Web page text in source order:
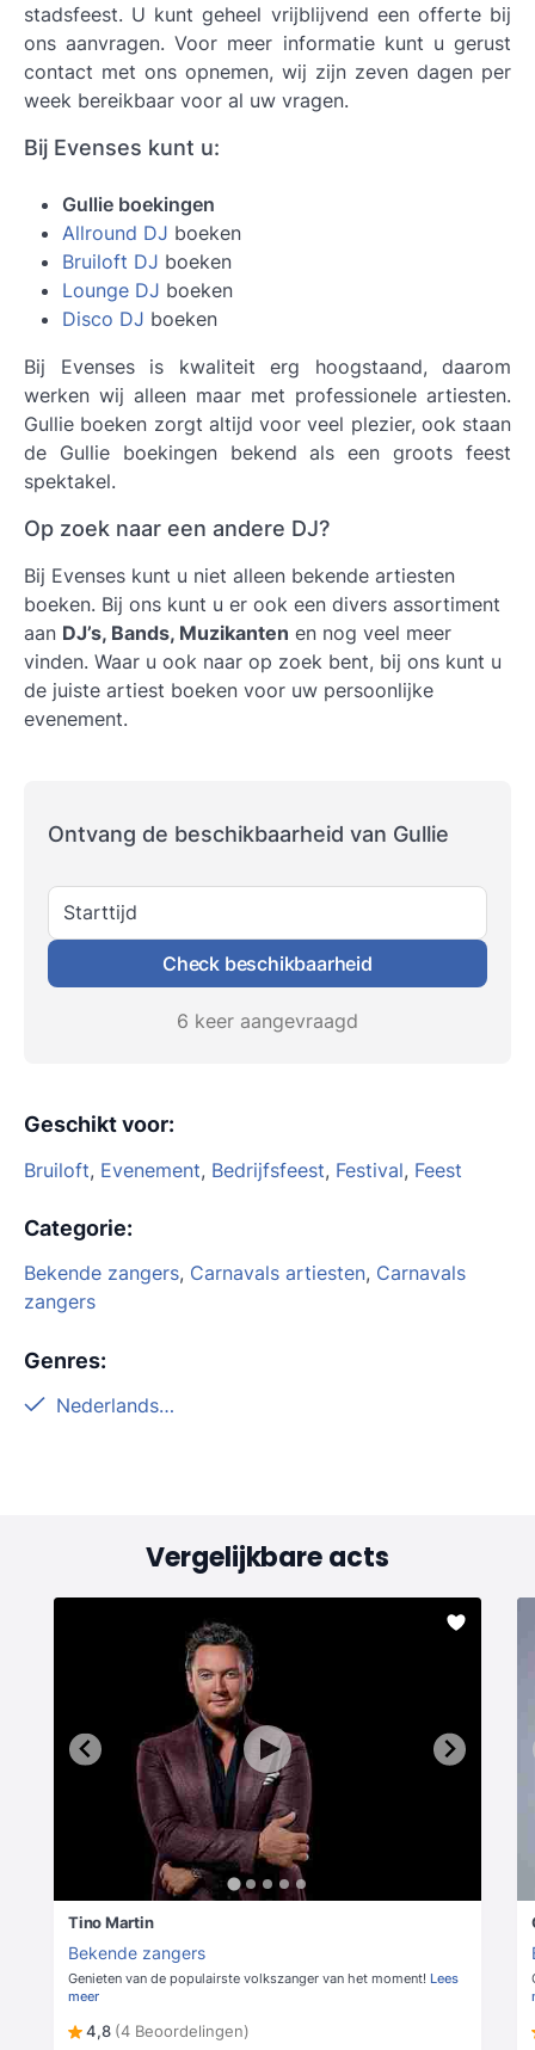
stadsfeest. U kunt geheel vrijblijvend een offerte bij
ons aanvragen. Voor meer informatie kunt u gerust
contact met ons opnemen, wij zijn zeven dagen per
week bereikbaar voor al uw vragen.
Bij Evenses kunt u:
Gullie boekingen
Allround DJ boeken
Bruiloft DJ boeken
Lounge DJ boeken
Disco DJ boeken
Bij Evenses is kwaliteit erg hoogstaand, daarom
werken wij alleen maar met professionele artiesten.
Gullie boeken zorgt altijd voor veel plezier, ook staan
de Gullie boekingen bekend als een groots feest
spektakel.
Op zoek naar een andere DJ?
Bij Evenses kunt u niet alleen bekende artiesten
boeken. Bij ons kunt u er ook een divers assortiment
aan DJ’s, Bands, Muzikanten en nog veel meer
vinden. Waar u ook naar op zoek bent, bij ons kunt u
de juiste artiest boeken voor uw persoonlijke
evenement.
Ontvang de beschikbaarheid van Gullie
Starttijd
Check beschikbaarheid
6 keer aangevraagd
Geschikt voor:
Bruiloft, Evenement, Bedrijfsfeest, Festival, Feest
Categorie:
Bekende zangers, Carnavals artiesten, Carnavals
zangers
Genres:
Nederlandstalig
Vergelijkbare acts
Tino Martin
Bekende zangers
Genieten van de populairste volkszanger van het moment! Lees
meer
4,8 (4 Beoordelingen)